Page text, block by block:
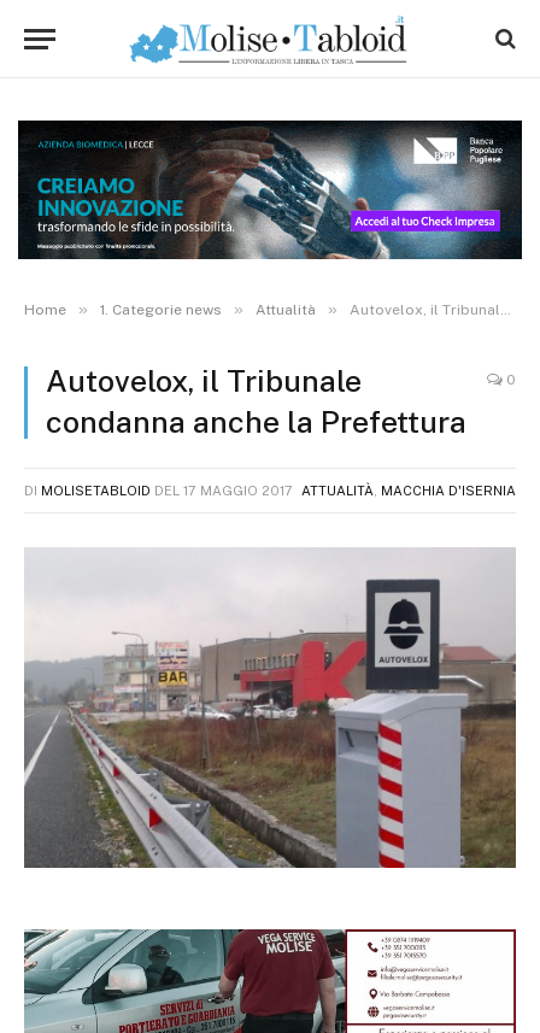
Home » 1. Categorie news » Attualità » Autovelox, il Tribunale condanna anche la Prefettura
Autovelox, il Tribunale
condanna anche la Prefettura
0
DI MOLISETABLOID DEL 17 MAGGIO 2017 ATTUALITÀ MACCHIA D'ISERNIA